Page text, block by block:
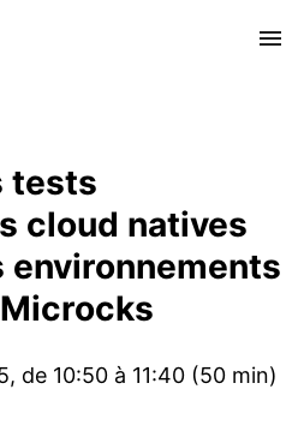
tests
cloud natives
environnements
de 10:50 à 11:40 (50 min)